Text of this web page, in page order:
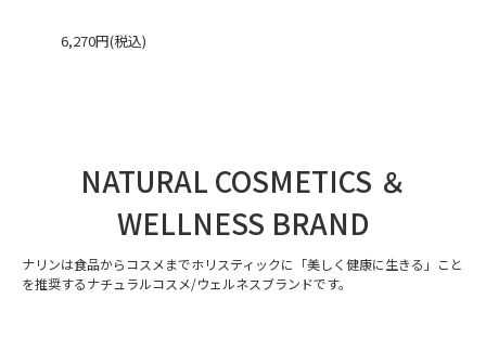
6,270円(税込)
NATURAL COSMETICS ＆
WELLNESS BRAND
ナリンは食品からコスメまでホリスティックに「美しく健康に生きる」こと
を推奨するナチュラルコスメ/ウェルネスブランドです。